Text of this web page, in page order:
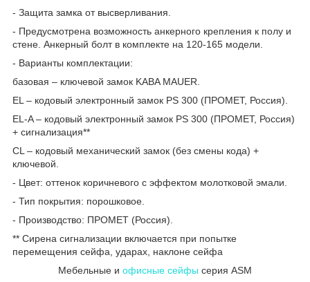
- Защита замка от высверливания.
- Предусмотрена возможность анкерного крепления к полу и
стене. Анкерный болт в комплекте на 120-165 модели.
- Варианты комплектации:
базовая – ключевой замок KABA MAUER.
EL – кодовый электронный замок PS 300 (ПРОМЕТ, Россия).
EL-A – кодовый электронный замок PS 300 (ПРОМЕТ, Россия)
+ сигнализация**
CL – кодовый механический замок (без смены кода) +
ключевой.
- Цвет: оттенок коричневого с эффектом молотковой эмали.
- Тип покрытия: порошковое.
- Производство: ПРОМЕТ (Россия).
** Сирена сигнализации включается при попытке
перемещения сейфа, ударах, наклоне сейфа
Мебельные и офисные сейфы серия ASM